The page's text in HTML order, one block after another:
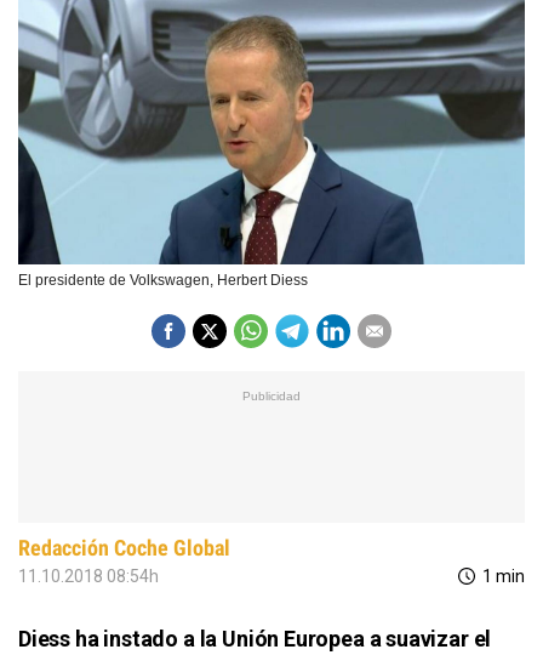
El presidente de Volkswagen, Herbert Diess
Redacción Coche Global
11.10.2018 08:54h 1 min
Diess ha instado a la Unión Europea a suavizar el